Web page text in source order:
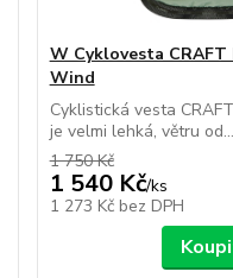
W Cyklovesta
Wind
Cyklistická vesta
je velmi lehká, větru od...
1 750 Kč
1 540 Kč/ks
1 273 Kč bez DPH